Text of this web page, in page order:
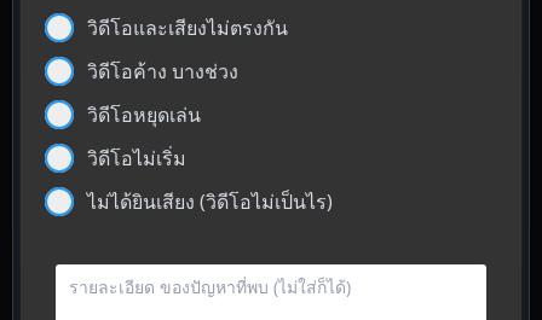
วิดีโอและเสียงไม่ตรงกัน
วิดีโอค้าง บางช่วง
วิดีโอหยุดเล่น
วิดีโอไม่เริ่ม
ไม่ได้ยินเสียง (วิดีโอไม่เป็นไร)